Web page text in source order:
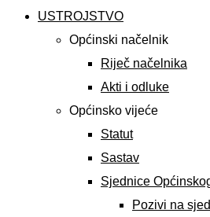
USTROJSTVO
Općinski načelnik
Riječ načelnika
Akti i odluke
Općinsko vijeće
Statut
Sastav
Sjednice
Pozivi na